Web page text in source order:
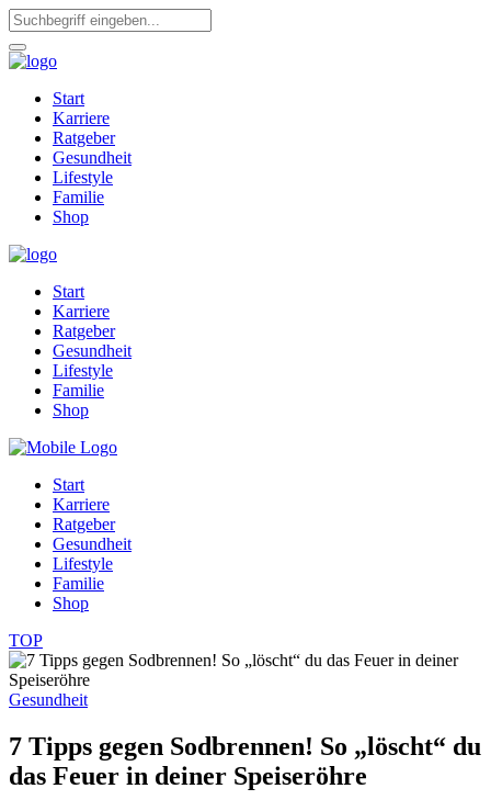
Start
Karriere
Ratgeber
Gesundheit
Lifestyle
Familie
Shop
Start
Karriere
Ratgeber
Gesundheit
Lifestyle
Familie
Shop
Start
Karriere
Ratgeber
Gesundheit
Lifestyle
Familie
Shop
TOP
Gesundheit
7 Tipps gegen Sodbrennen! So „löscht“ du
das Feuer in deiner Speiseröhre